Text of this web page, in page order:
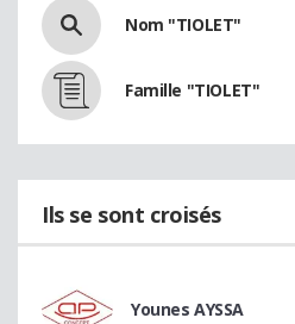
Nom "TIOLET"
Famille "TIOLET"
Ils se sont croisés
Younes AYSSA